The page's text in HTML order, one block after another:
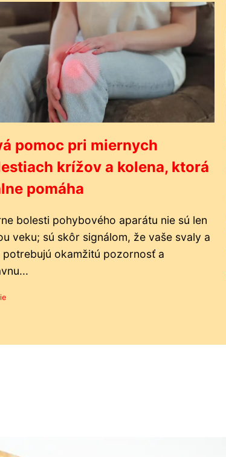
pomoc pri miernych
krížov a kolena, ktorá
pomáha
bolesti pohybového aparátu nie sú len
veku; sú skôr signálom, že vaše svaly a
potrebujú okamžitú pozornosť a